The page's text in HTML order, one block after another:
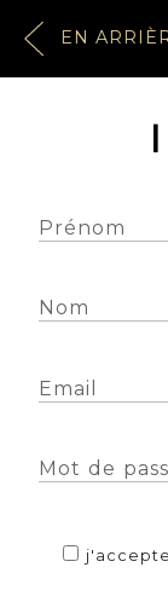
EN
Prénom
Nom
Email
Mot de